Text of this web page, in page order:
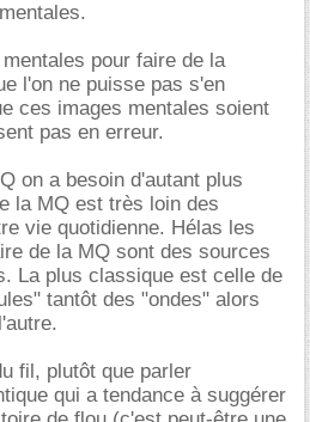
pour faire de la
l'on ne puisse pas s'en
ces images mentales soient
pas en erreur.
on a besoin d'autant plus
la MQ est très loin des
vie quotidienne. Hélas les
de la MQ sont des sources
La plus classique est celle de
tantôt des "ondes" alors
fil, plutôt que parler
qui a tendance à suggérer